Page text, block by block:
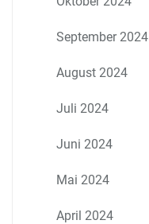
September 2024
August 2024
Juli 2024
Juni 2024
Mai 2024
April 2024